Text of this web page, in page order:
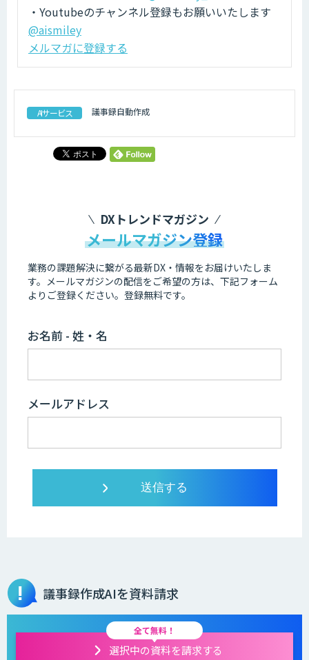
・Youtubeのチャンネル登録もお願いいたします
@aismiley
メルマガに登録する
AIサービス 議事録自動作成
DXトレンドマガジン
メールマガジン登録
業務の課題解決に繋がる最新DX・情報をお届けいたしま
す。 メールマガジンの配信をご希望の方は、下記フォーム
よりご登録ください。登録無料です。
お名前 - 姓・名
メールアドレス
議事録作成AIを資料請求
全て無料！
選択中の資料を請求する